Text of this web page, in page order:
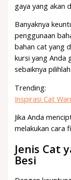
gaya yang akan
Banyaknya
penggunaan
bahan cat yang
kursi yang Anda
sebaiknya
Trending:
Inspirasi Cat
Jika Anda
melakukan cara
Jenis Cat
Besi